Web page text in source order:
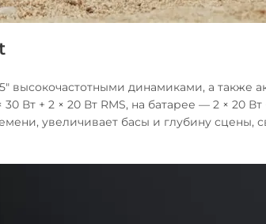
высокочастотными динамиками, а также
+ 2 × 20 Вт RMS, на батарее — 2 × 20 Вт
увеличивает басы и глубину сцены,